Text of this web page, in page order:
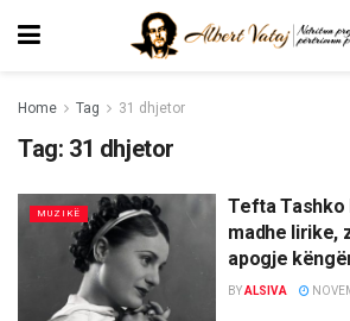
Home Tag 31 dhjetor
Tag: 31 dhjetor
MUZIKË
Tefta Tashko
madhe lirike,
apogje
BYALSIVA